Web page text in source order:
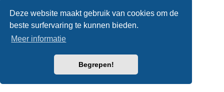
Deze website maakt gebruik van cookies om de
beste surfervaring te kunnen bieden.
Meer informatie
Begrepen!